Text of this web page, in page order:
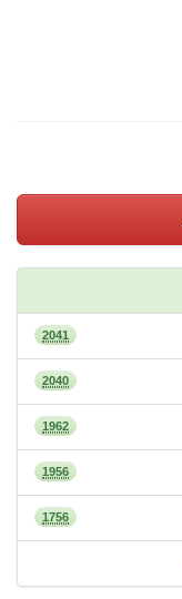
2041
2040
1962
1956
1756